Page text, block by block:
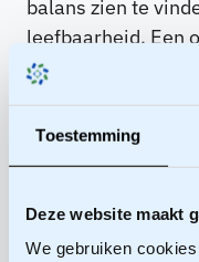
Toestemming
Deze website maakt
We gebruiken
balans zien te
leefbaarheid. Een
opdracht, want
boeren nou in de
al te diep op in te
weggezet als
voor ogen: dat van